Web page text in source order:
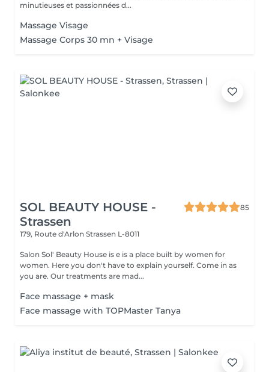
minutieuses et passionnées d...
Massage Visage
Massage Corps 30 mn + Visage
SOL BEAUTY HOUSE -
Strassen
85
179, Route d'Arlon Strassen L-8011
Salon Sol' Beauty House is e is a place built by women for
women. Here you don't have to explain yourself. Come in as
you are. Our treatments are mad...
Face massage + mask
Face massage with TOPMaster Tanya